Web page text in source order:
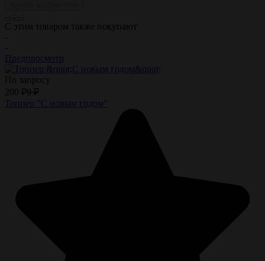
С этим товаром также покупают
-
-
Предпросмотр
По запросу
200 ₽0 ₽
Топпер "С новым годом"